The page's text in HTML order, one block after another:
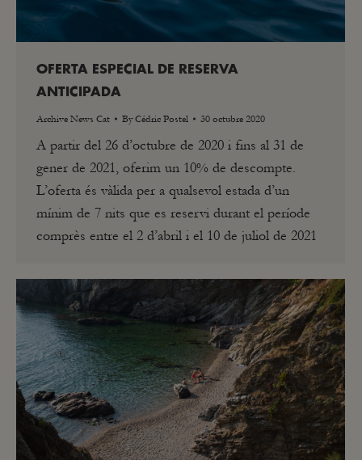
OFERTA ESPECIAL DE RESERVA
ANTICIPADA
Archive News Cat ByCédric Postel 30 octubre 2020
A partir del 26 d’octubre de 2020 i fins al 31 de
gener de 2021, oferim un 10% de descompte.
L’oferta és vàlida per a qualsevol estada d’un
mínim de 7 nits que es reservi durant el període
comprès entre el 2 d’abril i el 10 de juliol de 2021